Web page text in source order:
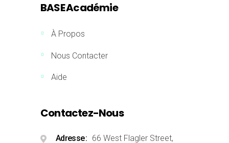
BASE Académie
À Propos
Nous Contacter
Aide
Contactez-Nous
Adresse
66 West Flagler Street,